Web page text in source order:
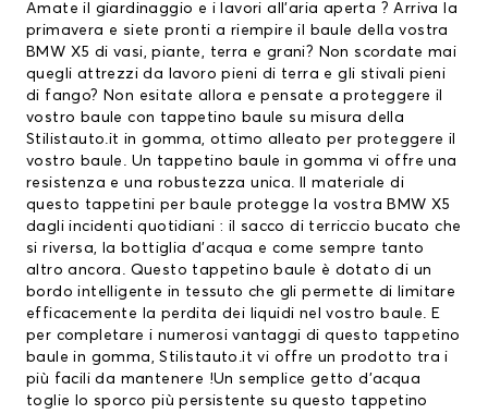
Amate il giardinaggio e i lavori all’aria aperta ? Arriva la
primavera e siete pronti a riempire il baule della vostra
BMW X5 di vasi, piante, terra e grani? Non scordate mai
quegli attrezzi da lavoro pieni di terra e gli stivali pieni
di fango? Non esitate allora e pensate a proteggere il
vostro baule con tappetino baule su misura della
Stilistauto.it in gomma, ottimo alleato per proteggere il
vostro baule. Un tappetino baule in gomma vi offre una
resistenza e una robustezza unica. Il materiale di
questo tappetini per baule protegge la vostra BMW X5
dagli incidenti quotidiani : il sacco di terriccio bucato che
si riversa, la bottiglia d’acqua e come sempre tanto
altro ancora. Questo tappetino baule è dotato di un
bordo intelligente in tessuto che gli permette di limitare
efficacemente la perdita dei liquidi nel vostro baule. E
per completare i numerosi vantaggi di questo tappetino
baule in gomma, Stilistauto.it vi offre un prodotto tra i
più facili da mantenere !Un semplice getto d’acqua
toglie lo sporco più persistente su questo tappetino